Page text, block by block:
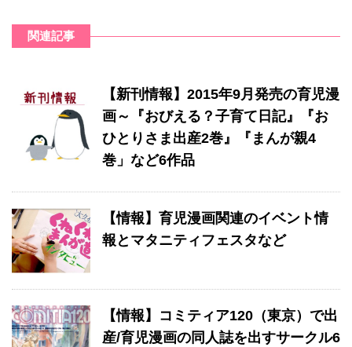
関連記事
【新刊情報】2015年9月発売の育児漫
画～『おびえる？子育て日記』『お
ひとりさま出産2巻』『まんが親4
巻」など6作品
【情報】育児漫画関連のイベント情
報とマタニティフェスタなど
【情報】コミティア120（東京）で出
産/育児漫画の同人誌を出すサークル6